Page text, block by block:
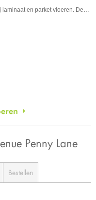
en parket vloeren. De…
Penny Lane
Bestellen